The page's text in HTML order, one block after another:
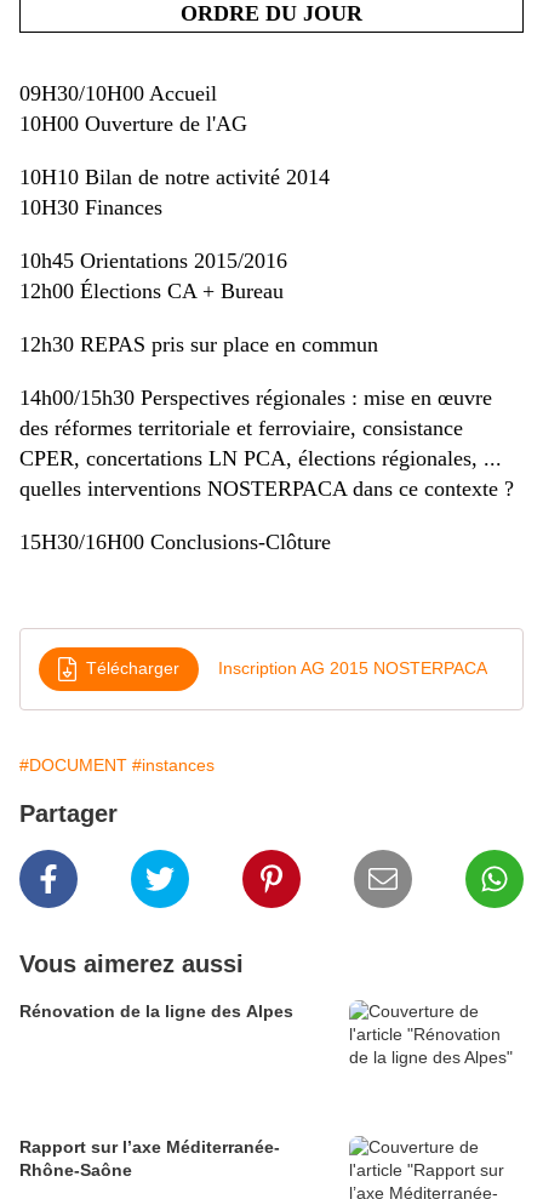
ORDRE DU JOUR
09H30/10H00 Accueil
10H00 Ouverture de l'AG
10H10 Bilan de notre activité 2014
10H30 Finances
10h45 Orientations 2015/2016
12h00 Élections CA + Bureau
12h30 REPAS pris sur place en commun
14h00/15h30 Perspectives régionales : mise en œuvre
des réformes territoriale et ferroviaire, consistance
CPER, concertations LN PCA, élections régionales, ...
quelles interventions NOSTERPACA dans ce contexte ?
15H30/16H00 Conclusions-Clôture
Télécharger Inscription AG 2015 NOSTERPACA
#DOCUMENT #instances
Partager
Vous aimerez aussi
Rénovation de la ligne des Alpes
Rapport sur l’axe Méditerranée-
Rhône-Saône